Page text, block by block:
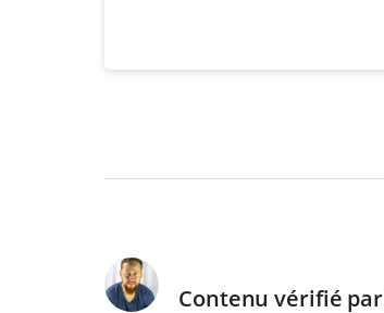
Contenu vérifié par